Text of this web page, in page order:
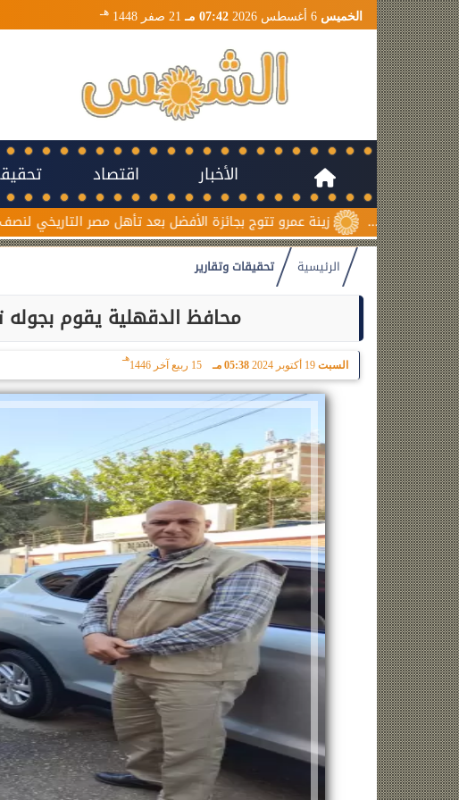
الخميس 07:42 مـ 21 صفر 1448 هـ
الأخبار اقتصاد
زينة عمرو تتوج بجائزة الأفضل بعد تأهل مصر التاريخي لنصف نهائي
الرئيسية تحقيقات وتقارير
محافظ الدقهلية يقوم بجوله
السبت 19 أكتوبر 2024 05:38 مـ 15 ربيع آخر 1446
هـ